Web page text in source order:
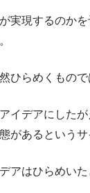
実現するのか
ひらめくもので
イデアにした
があるというサ
アはひらめい